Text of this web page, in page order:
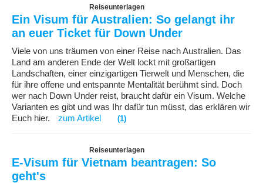
Reiseunterlagen
Ein Visum für Australien: So gelangt ihr
an euer Ticket für Down Under
Viele von uns träumen von einer Reise nach Australien. Das
Land am anderen Ende der Welt lockt mit großartigen
Landschaften, einer einzigartigen Tierwelt und Menschen, die
für ihre offene und entspannte Mentalität berühmt sind. Doch
wer nach Down Under reist, braucht dafür ein Visum. Welche
Varianten es gibt und was Ihr dafür tun müsst, das erklären wir
Euch hier.
zum Artikel (1)
Reiseunterlagen
E-Visum für Vietnam beantragen: So
geht's